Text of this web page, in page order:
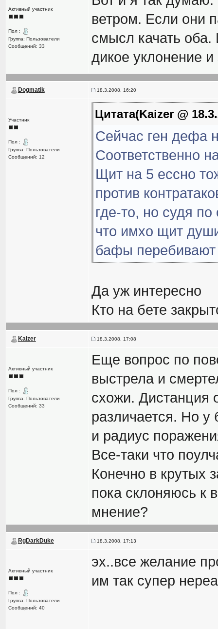
Активный участник
Пол :
Группа: Пользователи
Сообщений: 33
ветром. Если они
смысл качать оба.
дикое уклонение
Dogmatik 18.3.2008, 16:20
Участник
Пол :
Группа: Пользователи
Сообщений: 12
Цитата(Kaizer @
Сейчас ген дефа
Соответственно
Щит на 5 ессно
против
где-то, но судя
что имхо щит
бафы перебивают
Да уж интересно
Кто на бете
Kaizer 18.3.2008, 17:08
Активный участник
Пол :
Группа: Пользователи
Сообщений: 33
Еще вопрос по
выстрела и
схожи. Дистанция
различается. Но
и радиус
Все-таки что
Конечно в крутых
пока склоняюсь к
мнение?
RgDarkDuke 18.3.2008, 17:13
Активный участник
Пол :
Группа: Пользователи
Сообщений: 40
эх..все желание
им так супер